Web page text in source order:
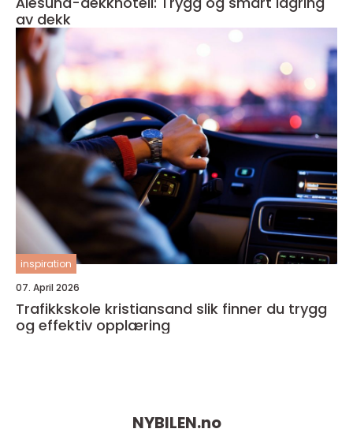
av dekk
inspiration
07. April 2026
Trafikkskole kristiansand slik finner du trygg
og effektiv opplæring
NYBILEN.no